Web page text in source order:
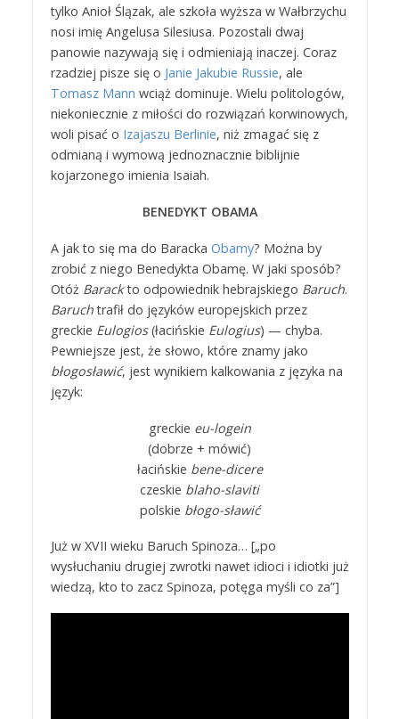
tylko Anioł Ślązak, ale szkoła wyższa w Wałbrzychu
nosi imię Angelusa Silesiusa. Pozostali dwaj
panowie nazywają się i odmieniają inaczej. Coraz
rzadziej pisze się o Janie Jakubie Russie, ale
Tomasz Mann wciąż dominuje. Wielu politologów,
niekoniecznie z miłości do rozwiązań korwinowych,
woli pisać o Izajaszu Berlinie, niż zmagać się z
odmianą i wymową jednoznacznie biblijnie
kojarzonego imienia Isaiah.
BENEDYKT OBAMA
A jak to się ma do Baracka Obamy? Można by
zrobić z niego Benedykta Obamę. W jaki sposób?
Otóż Barackto odpowiednik hebrajskiego Baruch.
Baruchtrafił do języków europejskich przez
greckie Eulogios(łacińskie Eulogius) — chyba.
Pewniejsze jest, że słowo, które znamy jako
błogosławić, jest wynikiem kalkowania z języka na
język:
greckie eu-logein
(dobrze + mówić)
łacińskie bene-dicere
czeskie blaho-slaviti
polskie błogo-sławić
Już w XVII wieku Baruch Spinoza… [„po
wysłuchaniu drugiej zwrotki nawet idioci i idiotki już
wiedzą, kto to zacz Spinoza, potęga myśli co za”]